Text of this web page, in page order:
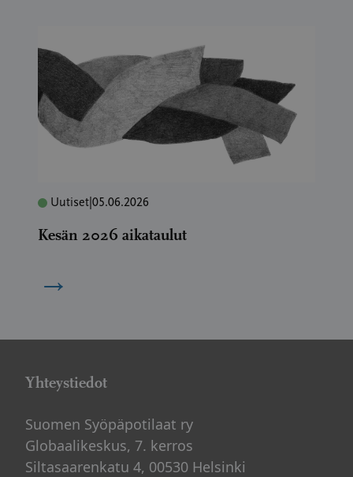
Uutiset 05.06.2026
Kesän 2026 aikataulut
→
Yhteystiedot
Suomen Syöpäpotilaat ry
Globaalikeskus, 7. kerros
Siltasaarenkatu 4, 00530 Helsinki